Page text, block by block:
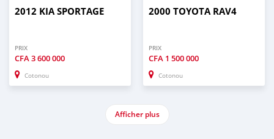
2012 KIA SPORTAGE
PRIX
CFA3 600 000
Cotonou
2000 TOYOTA RAV4
PRIX
CFA 1 500 000
Cotonou
Afficher plus